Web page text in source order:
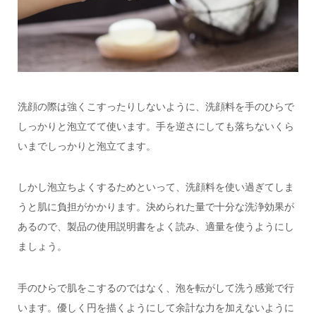
洗顔の際は強くこすったりしないように、洗顔料を手のひらで
しっかりと泡立てて使います。手を逆さにしても落ちないくら
いまでしっかりと泡立てます。
しかし泡立ちよくするためといって、洗顔料を使い過ぎてしま
うと肌に負担がかかります。決められた量で十分な洗浄効果が
あるので、製品の使用説明書をよく読み、適量を使うようにし
ましょう。
手のひらで肌をこするのではなく、泡を転がして洗う感覚で行
います。優しく円を描くようにして余計な力を加えないように